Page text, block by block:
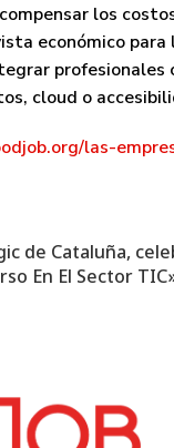
los
económico para
cloud o
las-
de Cataluña,
En El Sector